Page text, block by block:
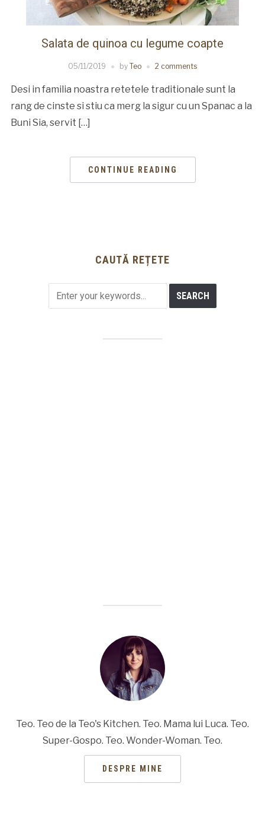
Salata de quinoa cu legume coapte
05/11/2019 by Teo 2 comments
Desi in familia noastra retetele traditionale sunt la
rang de cinste si stiu ca merg la sigur cu un Spanac a la
Buni Sia, servit […]
CONTINUE READING
CAUTĂ REȚETE
Teo. Teo de la Teo's Kitchen. Teo. Mama lui Luca. Teo.
Super-Gospo. Teo. Wonder-Woman. Teo.
DESPRE MINE